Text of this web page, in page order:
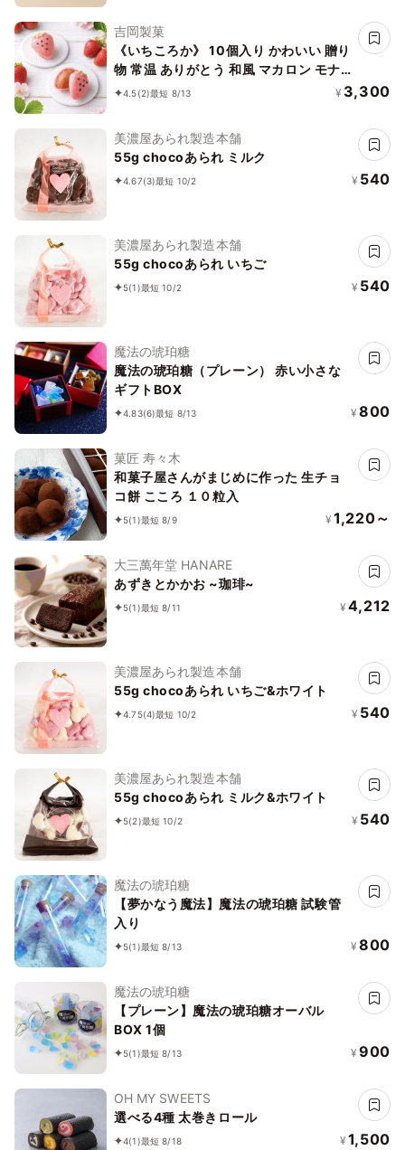
吉岡製菓
《いちころか》 10個入り かわいい 贈り
物 常温 ありがとう 和風 マカロン モナ
カ 最中
4.5(2)最短 8/13 ¥ 3,300
美濃屋あられ製造本舗
55g chocoあられ ミルク
4.67(3)最短 10/2 ¥ 540
美濃屋あられ製造本舗
55g chocoあられ いちご
5(1)最短 10/2 ¥ 540
魔法の琥珀糖
魔法の琥珀糖（プレーン） 赤い小さな
ギフトBOX
4.83(6)最短 8/13 ¥ 800
菓匠 寿々木
和菓子屋さんがまじめに作った 生チョ
コ餅 こころ １０粒入
5(1)最短 8/9 ¥ 1,220～
大三萬年堂 HANARE
あずきとかかお ~珈琲~
5(1)最短 8/11 ¥ 4,212
美濃屋あられ製造本舗
55g chocoあられ いちご&ホワイト
4.75(4)最短 10/2 ¥ 540
美濃屋あられ製造本舗
55g chocoあられ ミルク&ホワイト
5(2)最短 10/2 ¥ 540
魔法の琥珀糖
【夢かなう魔法】魔法の琥珀糖 試験管
入り
5(1)最短 8/13 ¥ 800
魔法の琥珀糖
【プレーン】魔法の琥珀糖オーバル
BOX 1個
5(1)最短 8/13 ¥ 900
OH MY SWEETS
選べる4種 太巻きロール
4(1)最短 8/18 ¥ 1,500